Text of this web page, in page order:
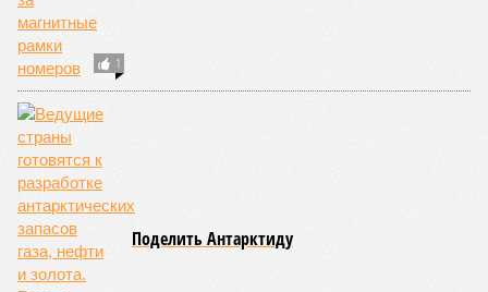
концессионный договор, согласно которому российская
компания получила в управление «железку» республики до
2038-го, вероятно, вовсе не предусматривает такой
постановки вопроса.
Неудивительно, что гендиректор РЖД
реагируя на словесные интервенции Пашиняна, выступил
со словно растерянно-обиженным комментарием. И,
кажется, стало только хуже. Как отметил менеджер, ЮКЖД
и РЖД«последовательно и в полном объёме исполняют
взятые на себя обязательства в рамках концессионного
договора от 2008 года». «Концессия дала Армении
современную железную дорогу, при этом освободив